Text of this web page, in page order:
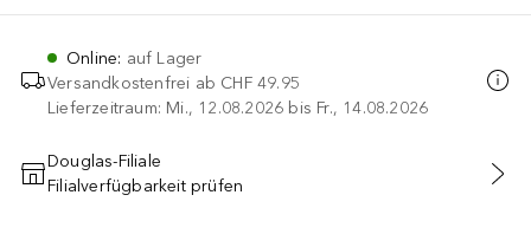
Online: auf Lager
Versandkostenfrei ab CHF 49.95
Lieferzeitraum: Mi., 12.08.2026 bis Fr., 14.08.2026
IN DEN WARENKORB
Douglas-Filiale
Filialverfügbarkeit prüfen